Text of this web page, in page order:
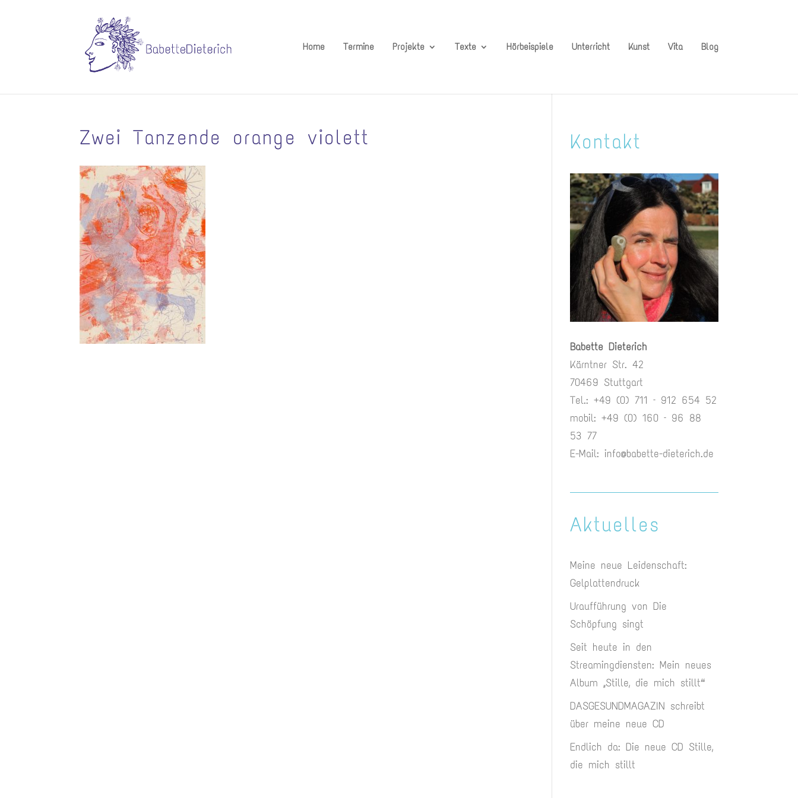
Home Termine Projekte Texte Hörbeispiele Unterricht Kunst Vita Blog
Zwei Tanzende orange violett Kontakt
Babette Dieterich
Kärntner Str. 42
70469 Stuttgart
Tel.: +49 (0) 711 – 912 654 52
mobil: +49 (0) 160 – 96 88
53 77
E-Mail:info@babette-dieterich.de
Aktuelles
Meine neue Leidenschaft:
Gelplattendruck
Uraufführung von Die
Schöpfung singt
Seit heute in den
Streamingdiensten: Mein neues
Album „Stille, die mich stillt“
DASGESUNDMAGAZIN schreibt
über meine neue CD
Endlich da: Die neue CD Stille,
die mich stillt